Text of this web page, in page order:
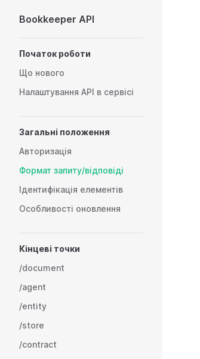
Skip to content
Bookkeeper API
Початок роботи
Що нового
Налаштування API в сервісі
Загальні положення
Авторизація
Формат запиту/відповіді
Ідентифікація елементів
Особливості оновлення
Кінцеві точки
/document
/agent
/entity
/store
/contract